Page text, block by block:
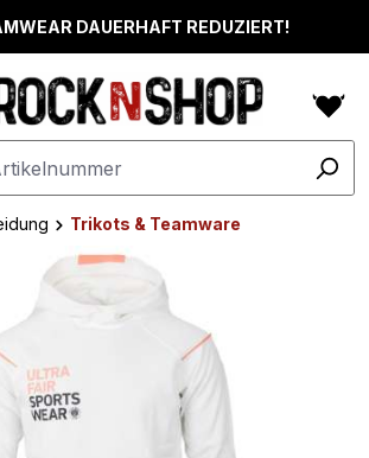
DAUERHAFT REDUZIERT!
Trikots & Teamware